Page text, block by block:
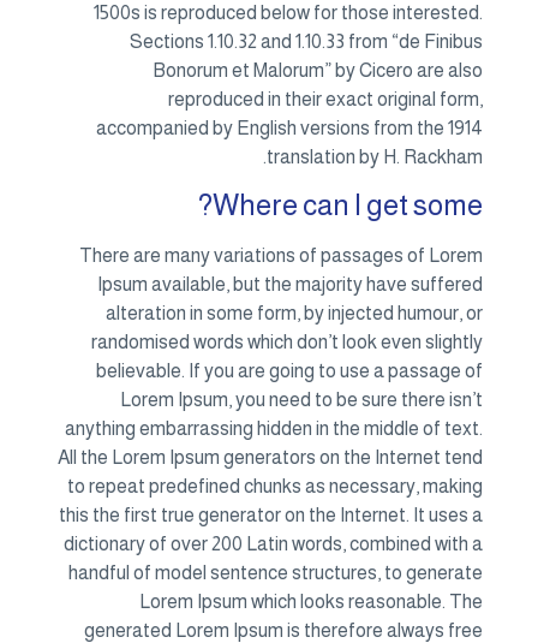
1500s is reproduced below for those interested.
Sections 1.10.32 and 1.10.33 from “de Finibus
Bonorum et Malorum” by Cicero are also
reproduced in their exact original form,
accompanied by English versions from the 1914
translation by H. Rackham.
Where can I get some?
There are many variations of passages of Lorem
Ipsum available, but the majority have suffered
alteration in some form, by injected humour, or
randomised words which don’t look even slightly
believable. If you are going to use a passage of
Lorem Ipsum, you need to be sure there isn’t
anything embarrassing hidden in the middle of text.
All the Lorem Ipsum generators on the Internet tend
to repeat predefined chunks as necessary, making
this the first true generator on the Internet. It uses a
dictionary of over 200 Latin words, combined with a
handful of model sentence structures, to generate
Lorem Ipsum which looks reasonable. The
generated Lorem Ipsum is therefore always free